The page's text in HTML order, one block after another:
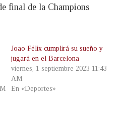
final de la Champions
Joao Félix cumplirá su sueño y
jugará en el Barcelona
viernes, 1 septiembre 2023 11:43
AM
En «Deportes»